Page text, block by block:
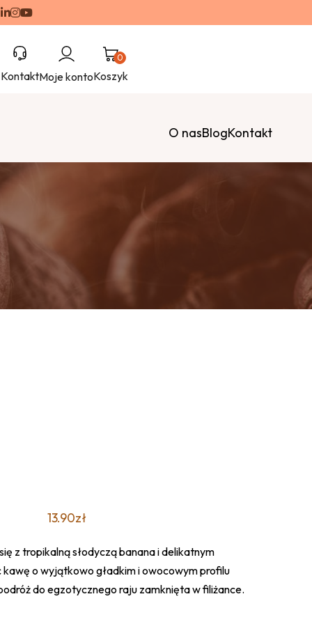
KontaktMoje kontoKoszyk
0
O nasBlogKontakt
13.90zł
z tropikalną słodyczą banana i delikatnym
o wyjątkowo gładkim i owocowym profilu
do egzotycznego raju zamknięta w filiżance.